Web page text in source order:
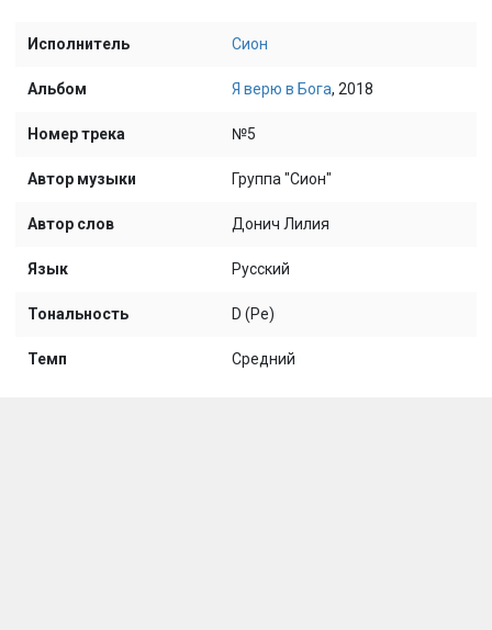
Исполнитель Сион
Альбом Я верю в Бога, 2018
Номер трека №5
Автор музыки Группа "Сион"
Автор слов Донич Лилия
Язык Русский
Тональность D (Ре)
Темп Средний